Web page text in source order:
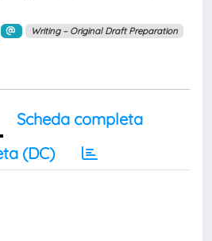
Writing – Original Draft Preparation
Scheda completa
(DC)